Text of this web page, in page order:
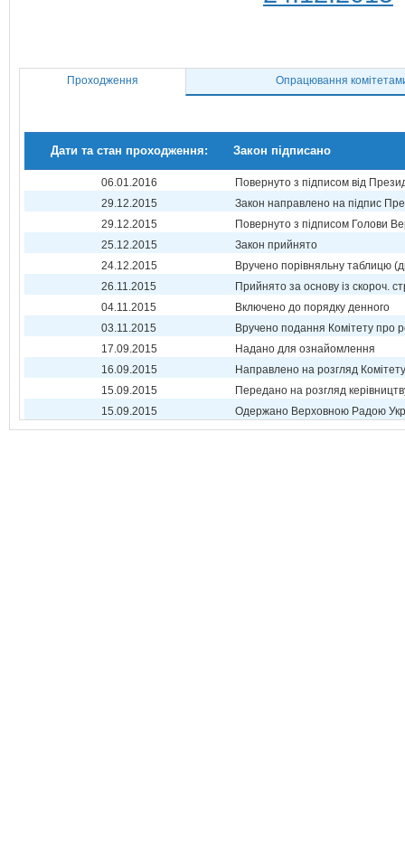
Проходження Опрацювання
Дати та стан проходження: Закон підписано
06.01.2016
Повернуто з підписом від
29.12.2015
Закон направлено на підпис
29.12.2015
Повернуто з підписом Голови
25.12.2015
Закон прийнято
24.12.2015
Вручено порівняльну таблицю
26.11.2015
Прийнято за основу із скороч.
04.11.2015
Включено до порядку денного
03.11.2015
Вручено подання Комітету про
17.09.2015
Надано для ознайомлення
16.09.2015
Направлено на розгляд Комітету
15.09.2015
Передано на розгляд
15.09.2015
Одержано Верховною Радою